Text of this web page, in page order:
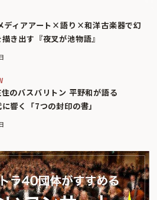
ディアアート×語り×和洋古楽器で幻
き出す『夜叉が池物語』
のバスバリトン 平野和が語る
響く「7つの封印の書」